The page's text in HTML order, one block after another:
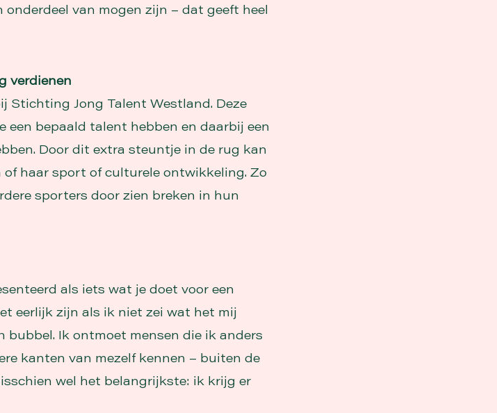
onderdeel van mogen zijn – dat geeft heel
verdienen
Stichting Jong Talent Westland. Deze
bepaald talent hebben en daarbij een
Door dit extra steuntje in de rug kan
haar sport of culturele ontwikkeling. Zo
sporters door zien breken in hun
als iets wat je doet voor een
eerlijk zijn als ik niet zei wat het mij
Ik ontmoet mensen die ik anders
kanten van mezelf kennen – buiten de
wel het belangrijkste: ik krijg er